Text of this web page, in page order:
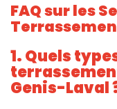
FAQ sur les
1. Quels
Genis-Laval